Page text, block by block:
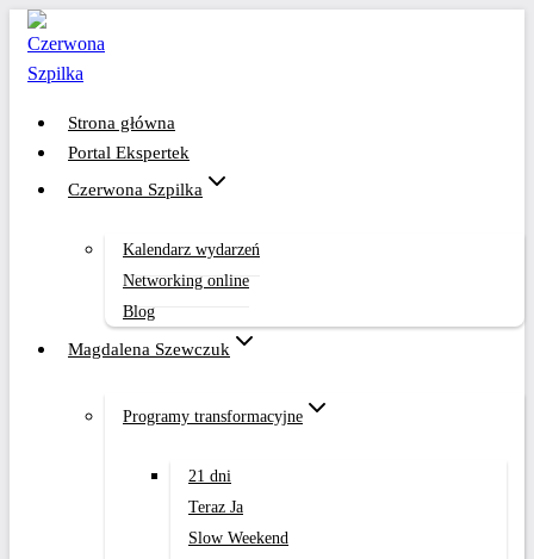
Przejdź
treści
Strona główna
Portal Ekspertek
Czerwona Szpilka
Kalendarz wydarzeń
Networking online
Blog
Magdalena Szewczuk
Programy transformacyjne
21 dni
Teraz Ja
Slow Weekend